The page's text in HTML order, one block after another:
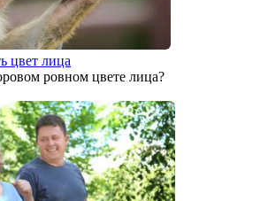
цвет лица
ровном цвете лица?